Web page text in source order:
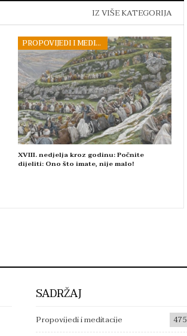
IZ VIŠE KATEGORIJA
PROPOVIJEDI I MEDITACIJE
XVIII. nedjelja kroz godinu: Počnite
dijeliti: Ono što imate, nije malo!
SADRŽAJ
Propovijedi i meditacije 475